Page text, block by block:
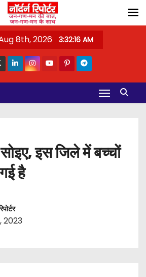
8th, 2026 3:32:17 AM
इस जिले में बच्चों
है
2023